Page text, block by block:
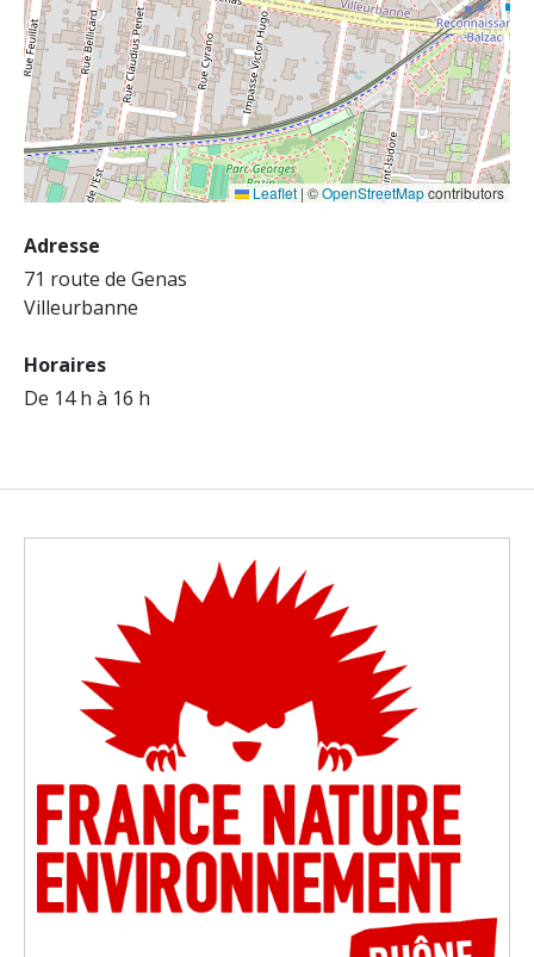
Leaflet | ©OpenStreetMapcontributors
Adresse
71 route de Genas
Villeurbanne
Horaires
De 14 h à 16 h